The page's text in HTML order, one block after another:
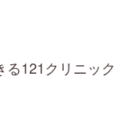
121クリニック